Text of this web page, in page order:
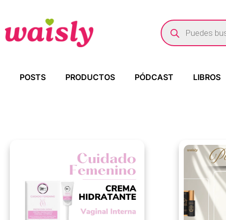
POSTS PRODUCTOS PÓDCAST LIBROS